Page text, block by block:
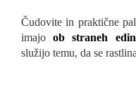
Čudovite in praktične
imajoob straneh
služijo temu, da se